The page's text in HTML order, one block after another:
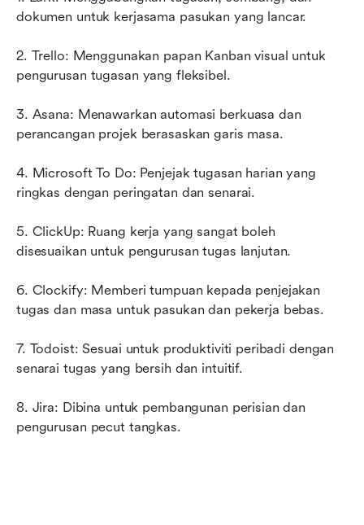
dokumen untuk kerjasama pasukan yang lancar.
2. Trello: Menggunakan papan Kanban visual untuk
pengurusan tugasan yang fleksibel.
3. Asana: Menawarkan automasi berkuasa dan
perancangan projek berasaskan garis masa.
4. Microsoft To Do: Penjejak tugasan harian yang
ringkas dengan peringatan dan senarai.
5. ClickUp: Ruang kerja yang sangat boleh
disesuaikan untuk pengurusan tugas lanjutan.
6. Clockify: Memberi tumpuan kepada penjejakan
tugas dan masa untuk pasukan dan pekerja bebas.
7. Todoist: Sesuai untuk produktiviti peribadi dengan
senarai tugas yang bersih dan intuitif.
8. Jira: Dibina untuk pembangunan perisian dan
pengurusan pecut tangkas.